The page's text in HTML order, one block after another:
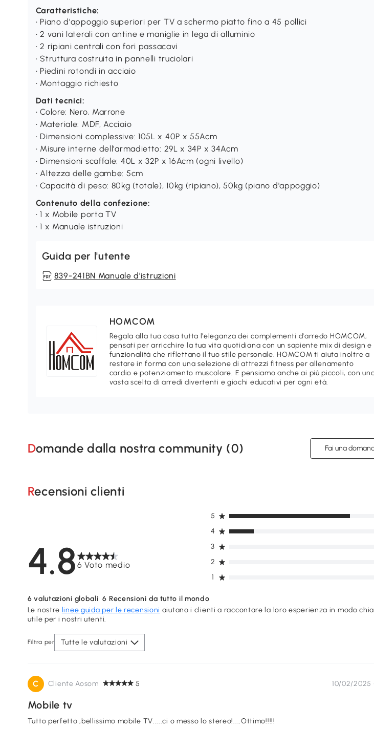
Caratteristiche:
• Piano d'appoggio superiori per TV a schermo piatto fino a 45 pollici
• 2 vani laterali con antine e maniglie in lega di alluminio
• 2 ripiani centrali con fori passacavi
• Struttura costruita in pannelli truciolari
• Piedini rotondi in acciaio
• Montaggio richiesto
Dati tecnici:
• Colore: Nero, Marrone
• Materiale: MDF, Acciaio
• Dimensioni complessive: 105L x 40P x 55Acm
• Misure interne dell'armadietto: 29L x 34P x 34Acm
• Dimensioni scaffale: 40L x 32P x 16Acm (ogni livello)
• Altezza delle gambe: 5cm
• Capacità di peso: 80kg (totale), 10kg (ripiano), 50kg (piano d'appoggio)
Contenuto della confezione:
• 1 x Mobile porta TV
• 1 x Manuale istruzioni
Guida per l'utente
839-241BN Manuale d'istruzioni
HOMCOM
Regala alla tua casa tutta l'eleganza dei complementi d'arredo HOMCOM,
pensati per arricchire la tua vita quotidiana con un sapiente mix di design e
funzionalità che riflettano il tuo stile personale. HOMCOM ti aiuta inoltre a
restare in forma con una selezione di attrezzi fitness per allenamento
cardio e potenziamento muscolare. E pensiamo anche ai più piccoli, con
vasta scelta di arredi divertenti e giochi educativi per ogni età.
Domande dalla nostra community (0) Fai una
Recensioni clienti
4.8 6 Voto medio
1
2
3
4
5
6 valutazioni globali 6 Recensioni da tutto il mondo
Le nostre linee guida per le recensioni aiutano i clienti a raccontare la loro esperienza in modo
utile per i nostri utenti.
Filtra per Tutte le valutazioni
C Cliente Aosom 5 10/02/2025 ·
Mobile tv
Tutto perfetto ,bellissimo mobile TV.....ci o messo lo stereo!....Ottimo!!!!!